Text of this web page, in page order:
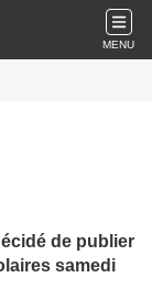
MENU
de publier
samedi